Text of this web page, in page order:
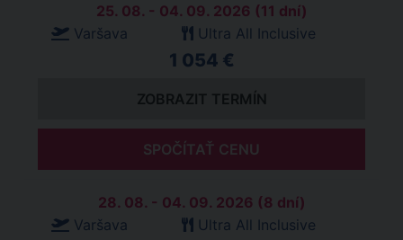
25. 08. - 04. 09. 2026 (11 dní)
Varšava
Ultra All Inclusive
1 054 €
ZOBRAZIT TERMÍN
SPOČÍTAŤ CENU
28. 08. - 04. 09. 2026 (8 dní)
Varšava
Ultra All Inclusive